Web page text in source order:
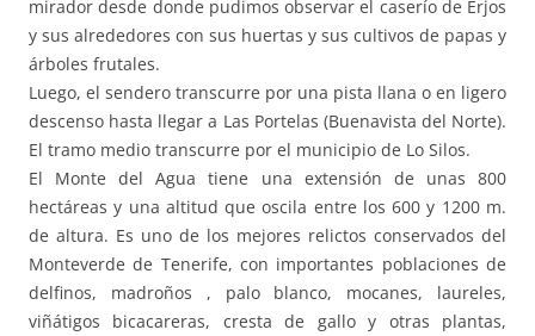
mirador desde donde pudimos observar el caserío de Erjos
y sus alrededores con sus huertas y sus cultivos de papas y
árboles frutales.
Luego, el sendero transcurre por una pista llana o en ligero
descenso hasta llegar a Las Portelas (Buenavista del Norte).
El tramo medio transcurre por el municipio de Lo Silos.
El Monte del Agua tiene una extensión de unas 800
hectáreas y una altitud que oscila entre los 600 y 1200 m.
de altura. Es uno de los mejores relictos conservados del
Monteverde de Tenerife, con importantes poblaciones de
delfinos, madroños , palo blanco, mocanes, laureles,
viñátigos bicacareras, cresta de gallo y otras plantas,